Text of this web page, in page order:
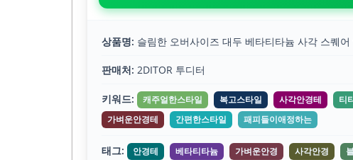
상품명: 슬림한 오버사이즈 대두 베타티타늄 사각 스퀘어
판매처: 2DITOR 투디터
키워드: 캐주얼한스타일 복고스타일 사각안경테 티
가벼운안경테
간편한스타일 패피들이애정하는
태그: 안경테 베타티타늄 가벼운안경 사각안경